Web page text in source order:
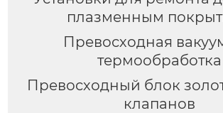
плазменным
Превосходная
термообработка
Превосходный блок
клапанов